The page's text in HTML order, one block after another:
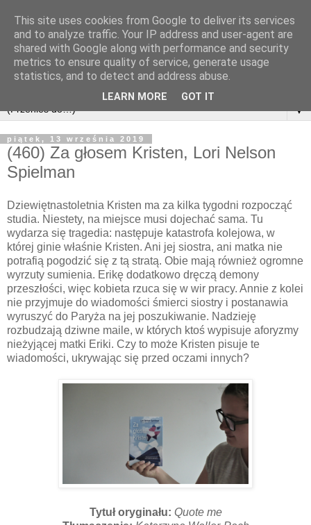
▼
piątek, 13 września 2019
(460) Za głosem Kristen, Lori Nelson
Spielman
Dziewiętnastoletnia Kristen ma za kilka tygodni rozpocząć
studia. Niestety, na miejsce musi dojechać sama. Tu
wydarza się tragedia: następuje katastrofa kolejowa, w
której ginie właśnie Kristen. Ani jej siostra, ani matka nie
potrafią pogodzić się z tą stratą. Obie mają również ogromne
wyrzuty sumienia. Erikę dodatkowo dręczą demony
przeszłości, więc kobieta rzuca się w wir pracy. Annie z kolei
nie przyjmuje do wiadomości śmierci siostry i postanawia
wyruszyć do Paryża na jej poszukiwanie. Nadzieję
rozbudzają dziwne maile, w których ktoś wypisuje aforyzmy
nieżyjącej matki Eriki. Czy to może Kristen pisuje te
wiadomości, ukrywając się przed oczami innych?
Tytuł oryginału: Quote me
This site uses cookies from Google to deliver its services
and to analyze traffic. Your IP address and user-agent are
shared with Google along with performance and security
metrics to ensure quality of service, generate usage
statistics, and to detect and address abuse.
LEARN MORE GOT IT